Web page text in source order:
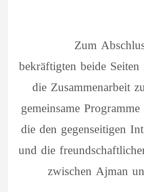
Zum
bekräftigten beide
die Zusammenarbeit
gemeinsame
die den gegenseitigen
und die
zwischen Ajman